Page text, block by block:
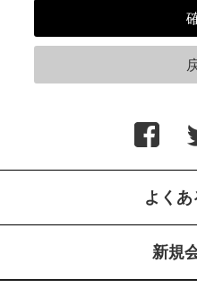
よくあ
新規